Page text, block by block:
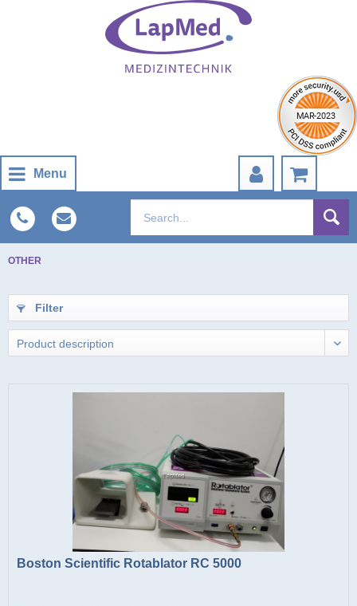
Menu
OTHER
Filter
Boston Scientific Rotablator RC 5000